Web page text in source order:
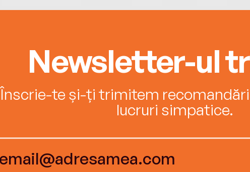
Newsletter-ul
Înscrie-te și-ți trimitem
lucruri simpatice.